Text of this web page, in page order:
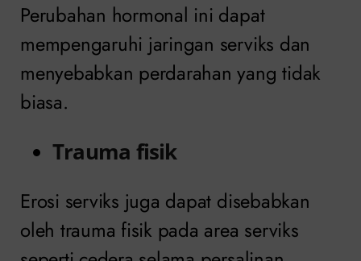
Perubahan hormonal ini dapat
mempengaruhi jaringan serviks dan
menyebabkan perdarahan yang tidak
biasa.
Trauma fisik
Erosi serviks juga dapat disebabkan
oleh trauma fisik pada area serviks